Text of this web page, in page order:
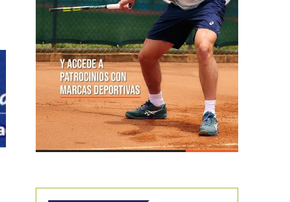
Leo Mayer: «Bogotá es un lugar insólito
para jugar al...